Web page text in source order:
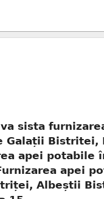
sista
Galații Bistritei,
apei potabile
apei
Albeștii